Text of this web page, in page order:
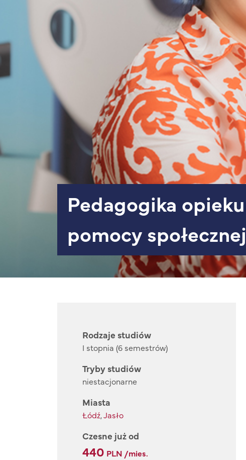
Pedagogika opiekuńczo-wychowawcza z elementami
pomocy społecznej
Rodzaje studiów
I stopnia (6 semestrów)
Tryby studiów
niestacjonarne
Miasta
Łódź,Jasło
Czesne już od
440 PLN /mies.